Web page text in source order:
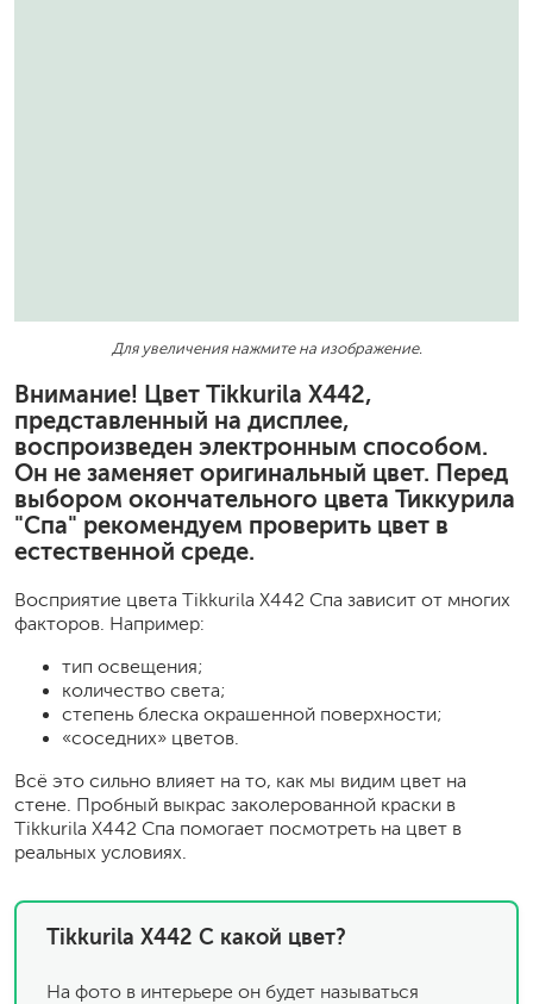
Для увеличения нажмите на изображение.
Внимание! Цвет Tikkurila X442,
представленный на дисплее,
воспроизведен электронным способом.
Он не заменяет оригинальный цвет. Перед
выбором окончательного цвета Тиккурила
"Спа" рекомендуем проверить цвет в
естественной среде.
Восприятие цвета Tikkurila X442 Спа зависит от многих
факторов. Например:
тип освещения;
количество света;
степень блеска окрашенной поверхности;
«соседних» цветов.
Всё это сильно влияет на то, как мы видим цвет на
стене. Пробный выкрас заколерованной краски в
Tikkurila X442 Спа помогает посмотреть на цвет в
реальных условиях.
Tikkurila X442 С какой цвет?
На фото в интерьере он будет называться